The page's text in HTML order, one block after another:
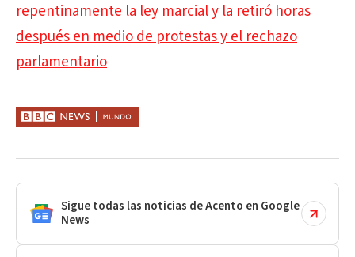
repentinamente la ley marcial y la retiró horas
después en medio de protestas y el rechazo
parlamentario
Sigue todas las noticias de Acento en Google
News